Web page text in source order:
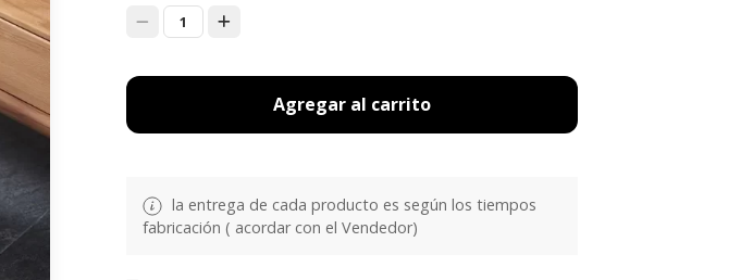
1
Agregar al carrito
la entrega de cada producto es según los tiempos
fabricación ( acordar con el Vendedor)